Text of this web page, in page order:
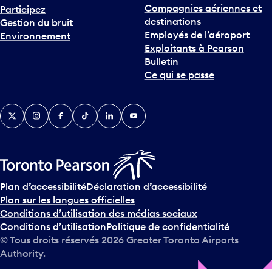
Participez
Gestion du bruit
Environnement
Compagnies aériennes et
destinations
Employés de l’aéroport
Exploitants à Pearson
Bulletin
Ce qui se passe
TwitterInstagramFacebook
TikTokLinkedInYouTube
Plan d’accessibilitéDéclaration d’accessibilité
Plan sur les langues officielles
Conditions d’utilisation des médias sociaux
Conditions d’utilisationPolitique de confidentialité
© Tous droits réservés 2026 Greater Toronto Airports
Authority.